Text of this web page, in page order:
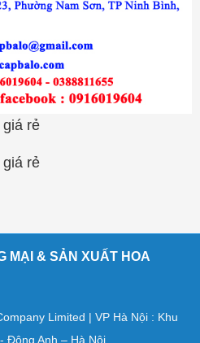
rẻ
rẻ
MẠI & SẢN XUẤT HOA
Limited | VP Hà Nội : Khu
Đông Anh – Hà Nội